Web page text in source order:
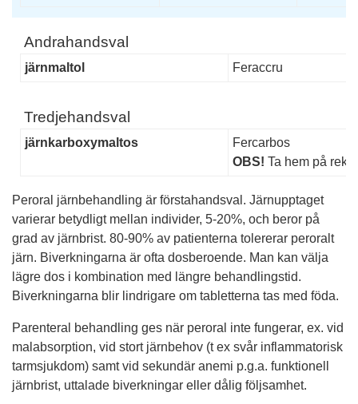
Andrahandsval
järnmaltol Feraccru
Tredjehandsval
järnkarboxymaltos
Fercarbos
OBS! Ta hem på
Peroral järnbehandling är förstahandsval. Järnupptaget
varierar betydligt mellan individer, 5-20%, och beror på
grad av järnbrist. 80-90% av patienterna tolererar peroralt
järn. Biverkningarna är ofta dosberoende. Man kan välja
lägre dos i kombination med längre behandlingstid.
Biverkningarna blir lindrigare om tabletterna tas med föda.
Parenteral behandling ges när peroral inte fungerar, ex. vid
malabsorption, vid stort järnbehov (t ex svår inflammatorisk
tarmsjukdom) samt vid sekundär anemi p.g.a. funktionell
järnbrist, uttalade biverkningar eller dålig följsamhet.